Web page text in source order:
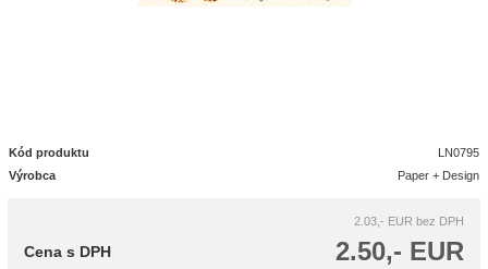
Kód produktu
LN0795
Výrobca
Paper + Design
2.03,- EUR bez DPH
2.50,- EUR
Cena s DPH